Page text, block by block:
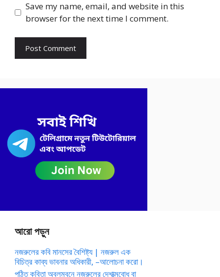
Save my name, email, and website in this
browser for the next time I comment.
আরো পড়ুন
নজরুলের কবি মানসের বৈশিষ্ট্য | নজরুল এক
বিচিত্র কাব্য ভাবনার অধিকারী, –আলোচনা করো।
পঠিত কবিতা অবলম্বনে নজরুলের দেশাত্মবোধ বা